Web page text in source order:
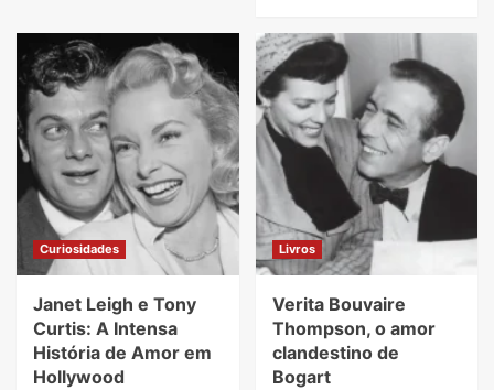
Curiosidades
Janet Leigh e Tony
Curtis: A Intensa
História de Amor em
Hollywood
Livros
Verita Bouvaire
Thompson, o amor
clandestino de
Bogart